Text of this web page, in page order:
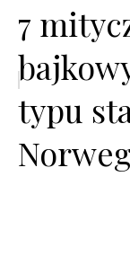
7
typu